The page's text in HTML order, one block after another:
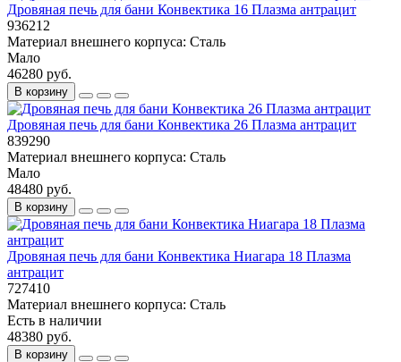
Дровяная печь для бани Конвектика 16 Плазма антрацит
936212
Материал внешнего корпуса: Сталь
Мало
46280 руб.
В корзину
Дровяная печь для бани Конвектика 26 Плазма антрацит
839290
Материал внешнего корпуса: Сталь
Мало
48480 руб.
В корзину
Дровяная печь для бани Конвектика Ниагара 18 Плазма
антрацит
727410
Материал внешнего корпуса: Сталь
Есть в наличии
48380 руб.
В корзину